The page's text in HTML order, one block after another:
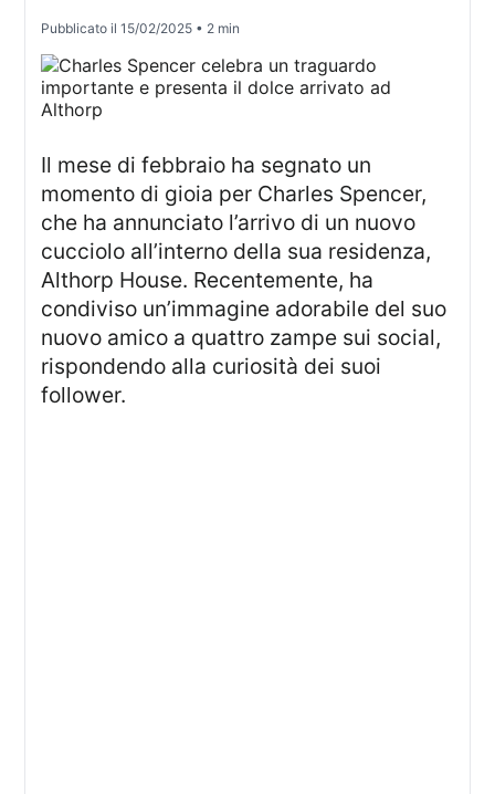
Pubblicato il15/02/2025 • 2 min
Il mese di febbraio ha segnato un
momento di gioia per Charles Spencer,
che ha annunciato l’arrivo di un nuovo
cucciolo all’interno della sua residenza,
Althorp House. Recentemente, ha
condiviso un’immagine adorabile del suo
nuovo amico a quattro zampe sui social,
rispondendo alla curiosità dei suoi
follower.